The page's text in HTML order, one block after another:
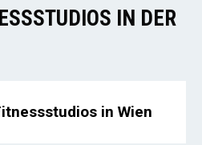
IN DER
in Wien